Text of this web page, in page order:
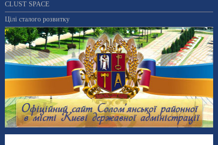
CLUST SPACE
Цілі сталого розвитку